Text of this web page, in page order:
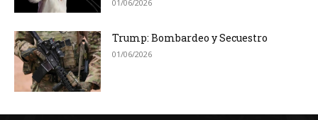
01/06/2026
Trump: Bombardeo y Secuestro
01/06/2026